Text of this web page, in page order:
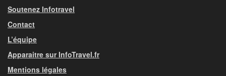
Soutenez Infotravel
Contact
L’équipe
Apparaitre sur InfoTravel.fr
Mentions légales